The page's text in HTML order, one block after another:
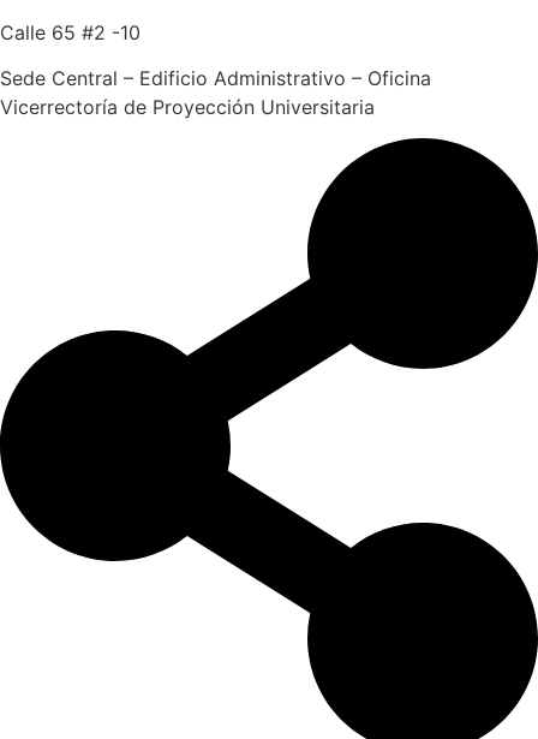
Calle 65 #2 -10
Sede Central – Edificio Administrativo – Oficina
Vicerrectoría de Proyección Universitaria